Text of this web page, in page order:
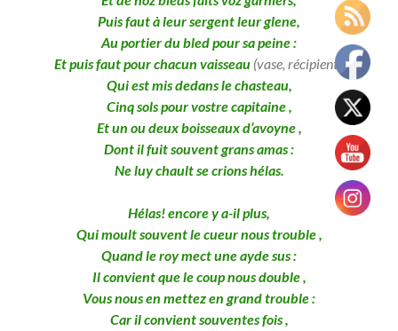
Puis faut à leur sergent leur glene,
Au portier du bled pour sa peine :
Et puis faut pour chacun vaisseau (vase, récipient)
Qui est mis dedans le chasteau,
Cinq sols pour vostre capitaine ,
Et un ou deux boisseaux d’avoyne ,
Dont il fuit souvent grans amas :
Ne luy chault se crions hélas.
Hélas! encore y a-il plus,
Qui moult souvent le cueur nous trouble ,
Quand le roy mect une ayde sus :
Il convient que le coup nous double ,
Vous nous en mettez en grand trouble :
Car il convient souventes fois ,